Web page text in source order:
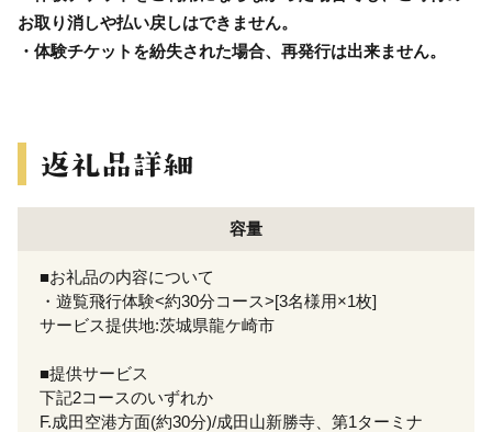
お取り消しや払い戻しはできません。
・体験チケットを紛失された場合、再発行は出来ません。
容量
■お礼品の内容について
・遊覧飛行体験<約30分コース>[3名様用×1枚]
サービス提供地:茨城県龍ケ崎市
■提供サービス
下記2コースのいずれか
F.成田空港方面(約30分)/成田山新勝寺、第1ターミナ